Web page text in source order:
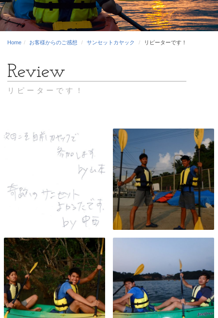
Home お客様からのご感想 サンセットカヤック リピーターです！
リピーターです！